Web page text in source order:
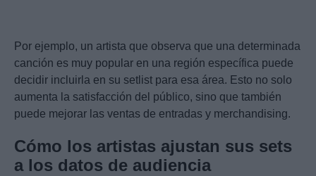
Por ejemplo, un artista que observa que una determinada
canción es muy popular en una región específica puede
decidir incluirla en su setlist para esa área. Esto no solo
aumenta la satisfacción del público, sino que también
puede mejorar las ventas de entradas y merchandising.
Cómo los artistas ajustan sus sets
a los datos de audiencia